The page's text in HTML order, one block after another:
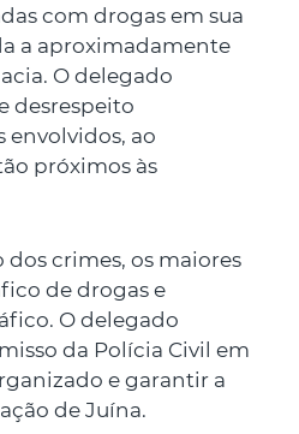
com drogas em sua
a aproximadamente
O delegado
desrespeito
envolvidos, ao
próximos às
crimes, os maiores
de drogas e
O delegado
da Polícia Civil em
e garantir a
de Juína.